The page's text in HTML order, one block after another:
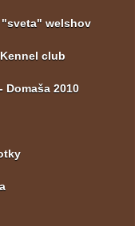
"sveta" welshov
club
2010